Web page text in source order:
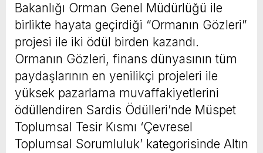
Bakanlığı Orman Genel Müdürlüğü ile
birlikte hayata geçirdiği “Ormanın Gözleri”
projesi ile iki ödül birden kazandı.
Ormanın Gözleri, finans dünyasının tüm
paydaşlarının en yenilikçi projeleri ile
yüksek pazarlama muvaffakiyetlerini
ödüllendiren Sardis Ödülleri’nde Müspet
Toplumsal Tesir Kısmı ‘Çevresel
Toplumsal Sorumluluk’ kategorisinde Altın